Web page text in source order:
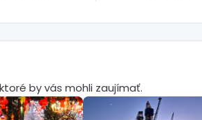
by vás mohli zaujímať.